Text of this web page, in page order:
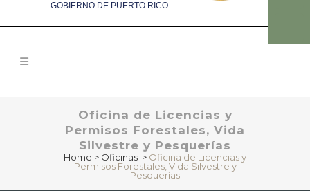
GOBIERNO DE PUERTO RICO
Oficina de Licencias y
Permisos Forestales, Vida
Silvestre y Pesquerías
Home > Oficinas > Oficina de Licencias y
Permisos Forestales, Vida Silvestre y
Pesquerías